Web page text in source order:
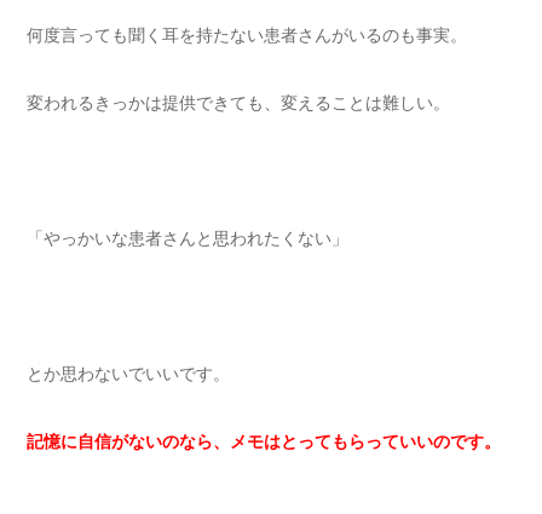
何度言っても聞く耳を持たない患者さんがいるのも事実。
変われるきっかは提供できても、変えることは難しい。
「やっかいな患者さんと思われたくない」
とか思わないでいいです。
記憶に自信がないのなら、メモはとってもらっていいのです。